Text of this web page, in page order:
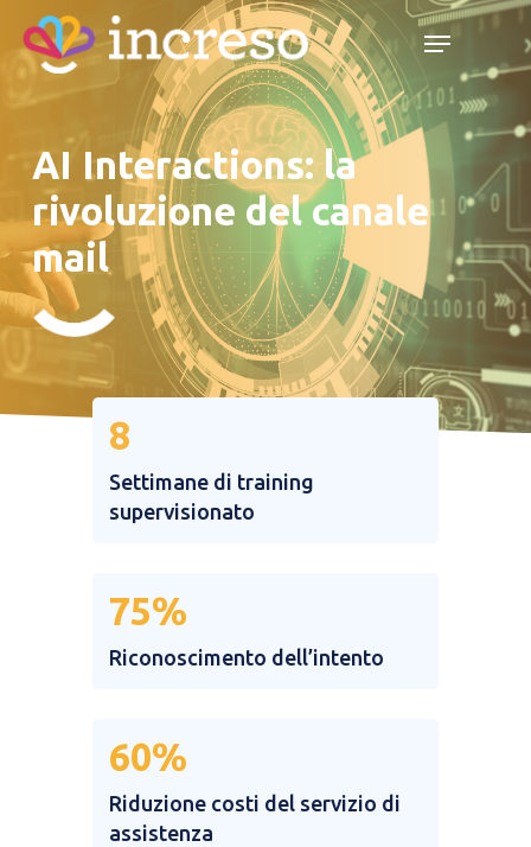
Skip
to
Menu
AI Interactions: la
rivoluzione del canale
mail
8
Settimane di training
supervisionato
75%​
Riconoscimento dell’intento​
60%
Riduzione costi del servizio di
assistenza
Menu